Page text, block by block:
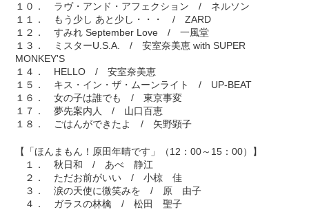
１０． ラヴ・アンド・アフェクション / ネルソン
１１． もう少し あと少し・・・ / ZARD
１２． すみれ September Love / 一風堂
１３． ミスターU.S.A. / 安室奈美恵 with SUPER
MONKEY'S
１４． HELLO / 安室奈美恵
１５． キス・イン・ザ・ムーンライト / UP-BEAT
１６． 女の子は誰でも / 東京事変
１７． 夢先案内人 / 山口百恵
１８． ごはんができたよ / 矢野顕子
【「ほんまもん！原田年晴です」（12：00～15：00）】
１． 秋日和 / あべ 静江
２． ただお前がいい / 小椋 佳
３． 涙の天使に微笑みを / 原 由子
４． ガラスの林檎 / 松田 聖子